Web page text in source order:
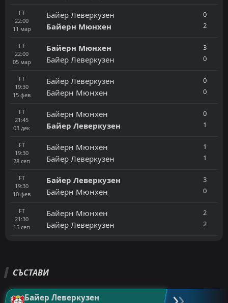
FT
22:00
11 мар
Байер Леверкузен
Байерн Мюнхен
0
2
FT
22:00
05 мар
Байерн Мюнхен
Байер Леверкузен
3
0
FT
19:30
15 фев
Байер Леверкузен
Байерн Мюнхен
0
0
FT
21:45
03 дек
Байерн Мюнхен
Байер Леверкузен
0
1
FT
19:30
28 сеп
Байерн Мюнхен
Байер Леверкузен
1
1
FT
19:30
10 фев
Байер Леверкузен
Байерн Мюнхен
3
0
FT
21:30
15 сеп
Байерн Мюнхен
Байер Леверкузен
2
2
СЪСТАВИ
Байер Леверкузен